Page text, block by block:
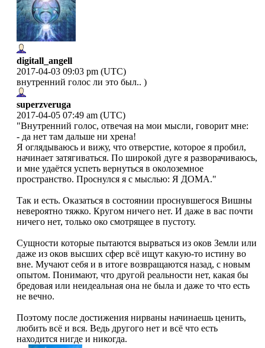
digitall_angell
2017-04-03 09:03 pm (UTC)
внутренний голос ли это был.. )
superzveruga
2017-04-05 07:49 am (UTC)
"Внутренний голос, отвечая на мои мысли, говорит мне:
- да нет там дальше ни хрена!
Я оглядываюсь и вижу, что отверстие, которое я пробил,
начинает затягиваться. По широкой дуге я разворачиваюсь,
и мне удаётся успеть вернуться в околоземное
пространство. Проснулся я с мыслью: Я ДОМА."
Так и есть. Оказаться в состоянии проснувшегося Вишны
невероятно тяжко. Кругом ничего нет. И даже в вас почти
ничего нет, только око смотрящее в пустоту.
Сущности которые пытаются вырваться из оков Земли или
даже из оков высших сфер всё ищут какую-то истину во
вне. Мучают себя и в итоге возвращаются назад, с новым
опытом. Понимают, что другой реальности нет, какая бы
бредовая или неидеальная она не была и даже то что есть
не вечно.
Поэтому после достижения нирваны начинаешь ценить,
любить всё и вся. Ведь другого нет и всё что есть
находится нигде и никогда.